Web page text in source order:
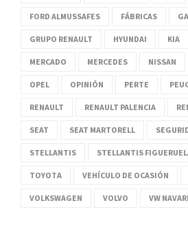
FORD ALMUSSAFES FÁBRICAS
GRUPO RENAULT HYUNDAI KIA
MERCADO MERCEDES NISSAN
OPEL OPINIÓN PERTE
RENAULT RENAULT PALENCIA
SEAT SEAT MARTORELL
STELLANTIS STELLANTIS
TOYOTA VEHÍCULO DE OCASIÓN
VOLKSWAGEN VOLVO VW